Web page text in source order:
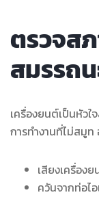
ตรวจส
สมรรถ
เครื่องยนต์เป็นหัว
การทำงานที่ไม่สมู
เสียงเครื่อง
ควันจากท่อไ